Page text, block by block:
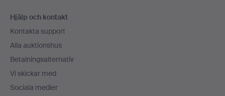
Hjälp och kontakt
Kontakta support
Alla auktionshus
Betalningsalternativ
Vi skickar med
Sociala medier